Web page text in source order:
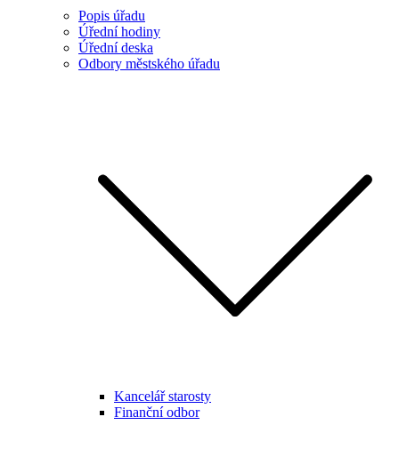
Popis úřadu
Úřední hodiny
Úřední deska
Odbory městského úřadu
Kancelář starosty
Finanční odbor